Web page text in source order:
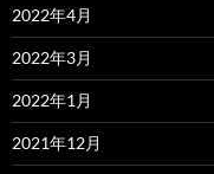
2022年4月
2022年3月
2022年1月
2021年12月